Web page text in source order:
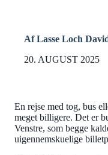
Af Lasse Loch
20. AUGUST 2025
En rejse med tog, bus
meget billigere. Det er
Venstre, som begge
uigennemskuelige